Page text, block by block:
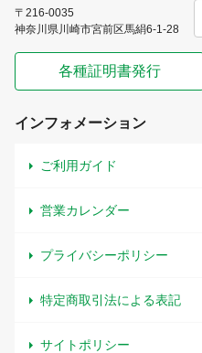
〒216-0035
神奈川県川崎市宮前区馬絹6-1-28
各種証明書発行
インフォメーション
ご利用ガイド
営業カレンダー
プライバシーポリシー
特定商取引法による表記
サイトポリシー